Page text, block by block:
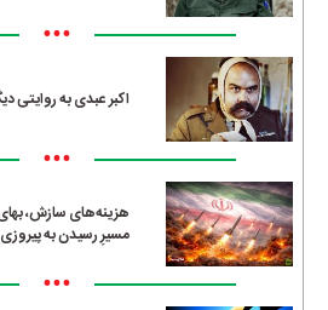
•••
اکبر عبدی به روایتی
•••
هزینه‌های سازش،
مسیرِ رسیدن به پیروزی
•••